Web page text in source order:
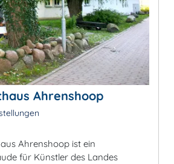
Ahrenshoop
Ahrenshoop ist ein
für Künstler des Landes